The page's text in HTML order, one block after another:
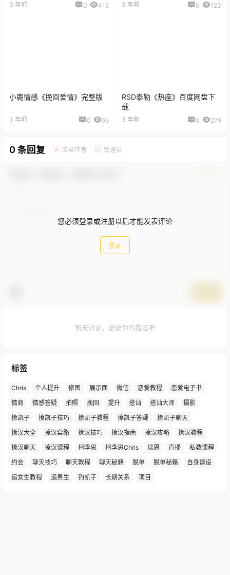
3 年前 0 415 3 年前 0 123
小鹿情感《挽回爱情》完整版
3 年前 0 96
RSD泰勒《热座》百度网盘下
载
3 年前 0 279
0 条回复 A 文章作者 M 管理员
您必须登录或注册以后才能发表评论
登录
暂无讨论，说说你的看法吧
标签
Chris 个人提升 修图 展示面 微信 恋爱教程
恋爱电子书
情商
情感答疑 拍照 挽回 提升 搭讪 搭讪大师
摄影
撩凯子
撩凯子技巧 撩凯子教程 撩凯子答疑
撩凯子聊天
撩汉大全
撩汉套路 撩汉技巧 撩汉指南 撩汉攻略
撩汉教程
撩汉聊天
撩汉课程 柯李思 柯李思Chris 瑞恩 直播
私教课程
约会
聊天技巧 聊天教程 聊天秘籍 脱单 脱单秘籍
自身建设
追女生教程
追男生 钓凯子 长期关系 项目